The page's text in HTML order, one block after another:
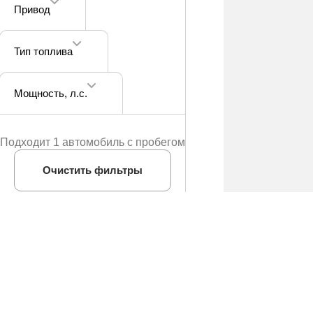
Привод
Тип топлива
Мощность, л.с.
Подходит 1 автомобиль с пробегом
Очистить фильтры